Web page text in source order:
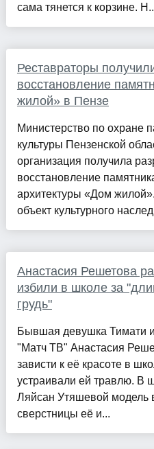
сама тянется к корзине.
Реставраторы
восстановление
жилой» в Пензе
Министерство по охране
культуры Пензенской
организация получила
восстановление
архитектуры «Дом
объект культурного
Анастасия Решетова
избили в школе за
грудь"
Бывшая девушка Тимати
"Матч ТВ" Анастасия
зависти к её красоте в
устраивали ей травлю. В
Ляйсан Утяшевой модель
сверстницы её и...